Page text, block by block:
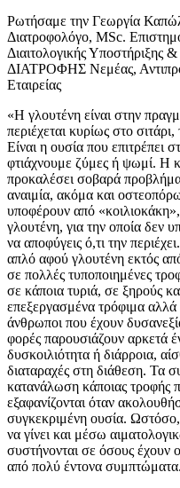
Ρωτήσαμε την Γεωργία
Διατροφολόγο, ΜSc.
Διαιτολογικής
ΔΙΑΤΡΟΦΗΣ Νεμέας,
Εταιρείας
«Η γλουτένη είναι στην
περιέχεται κυρίως στο
Είναι η ουσία που επιτρέπει
φτιάχνουμε ζύμες ή ψωμί. Η
προκαλέσει σοβαρά
αναιμία, ακόμα και
υποφέρουν από
γλουτένη, για την οποία δεν
να αποφύγεις ό,τι την
απλό αφού γλουτένη εκτός
σε πολλές τυποποιημένες
σε κάποια τυριά, σε ξηρούς
επεξεργασμένα τρόφιμα
άνθρωποι που έχουν
φορές παρουσιάζουν αρκετά
δυσκοιλιότητα ή διάρροια,
διαταραχές στη διάθεση. Τα
κατανάλωση κάποιας τροφής
εξαφανίζονται όταν
συγκεκριμένη ουσία.
να γίνει και μέσω
συστήνονται σε όσους έχουν
από πολύ έντονα συμπτώματα.